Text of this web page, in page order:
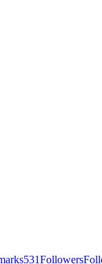
531Followers